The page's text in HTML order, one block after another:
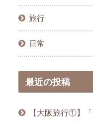
旅行
日常
最近の投稿
【大阪旅行①】